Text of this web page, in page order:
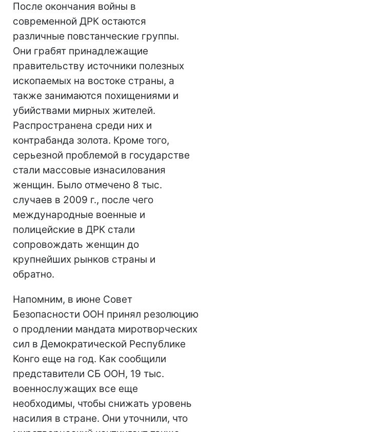
После окончания войны в
современной ДРК остаются
различные повстанческие группы.
Они грабят принадлежащие
правительству источники полезных
ископаемых на востоке страны, а
также занимаются похищениями и
убийствами мирных жителей.
Распространена среди них и
контрабанда золота. Кроме того,
серьезной проблемой в государстве
стали массовые изнасилования
женщин. Было отмечено 8 тыс.
случаев в 2009 г., после чего
международные военные и
полицейские в ДРК стали
сопровождать женщин до
крупнейших рынков страны и
обратно.
Напомним, в июне Совет
Безопасности ООН принял резолюцию
о продлении мандата миротворческих
сил в Демократической Республике
Конго еще на год. Как сообщили
представители СБ ООН, 19 тыс.
военнослужащих все еще
необходимы, чтобы снижать уровень
насилия в стране. Они уточнили, что